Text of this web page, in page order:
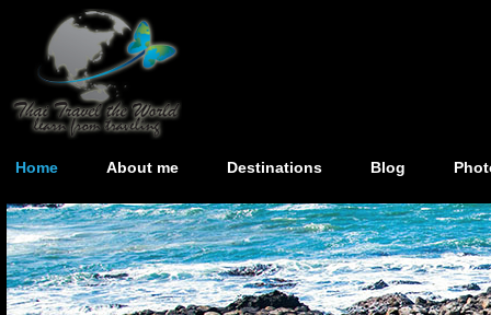
Home About me Destinations Blog